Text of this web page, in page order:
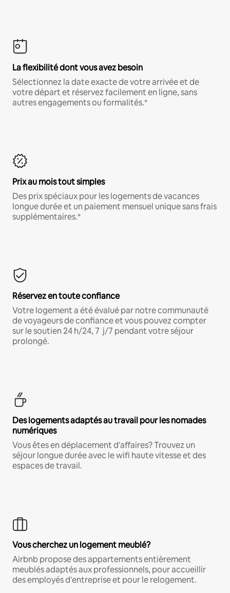
La flexibilité dont vous avez besoin
Sélectionnez la date exacte de votre arrivée et de
votre départ et réservez facilement en ligne, sans
autres engagements ou formalités.*
Prix au mois tout simples
Des prix spéciaux pour les logements de vacances
longue durée et un paiement mensuel unique sans frais
supplémentaires.*
Réservez en toute confiance
Votre logement a été évalué par notre communauté
de voyageurs de confiance et vous pouvez compter
sur le soutien 24 h/24, 7 j/7 pendant votre séjour
prolongé.
Des logements adaptés au travail pour les nomades
numériques
Vous êtes en déplacement d'affaires? Trouvez un
séjour longue durée avec le wifi haute vitesse et des
espaces de travail.
Vous cherchez un logement meublé?
Airbnb propose des appartements entièrement
meublés adaptés aux professionnels, pour accueillir
des employés d'entreprise et pour le relogement.